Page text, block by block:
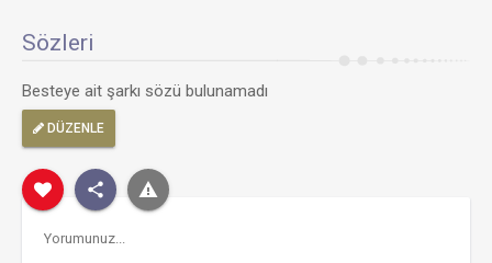
Sözleri
Besteye ait şarkı sözü bulunamadı
DÜZENLE